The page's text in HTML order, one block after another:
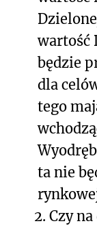
wartość
będzie
dla
tego
ta nie
2. Czy